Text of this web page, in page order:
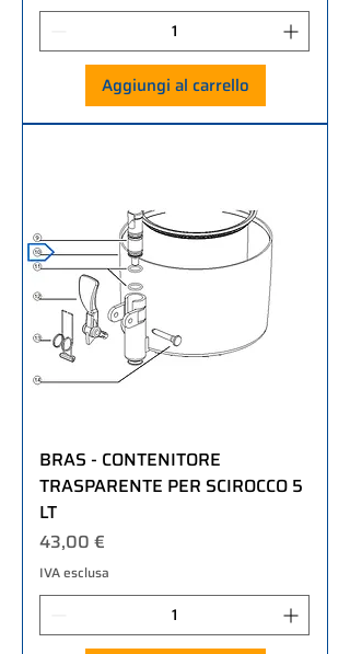
Aggiungi al carrello
BRAS - CONTENITORE
TRASPARENTE PER SCIROCCO 5
LT
Prezzo
43,00 €
IVA esclusa